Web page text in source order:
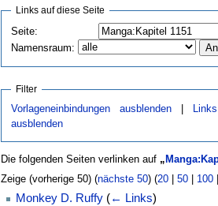
Links auf diese Seite
Seite:
Namensraum:
Filter
Vorlageneinbindungen ausblenden
ausblenden
Die folgenden Seiten verlinken auf „
Zeige (vorherige 50) (nächste 50) (20| 50| 100
Monkey D. Ruffy (← Links)